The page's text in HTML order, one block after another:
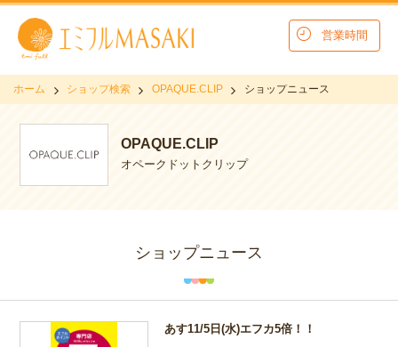
営業時間
ホーム ショップ検索 OPAQUE.CLIP ショップニュース
OPAQUE.CLIP
オペークドットクリップ
ショップニュース
あす11/5日(水)エフカ5倍！！